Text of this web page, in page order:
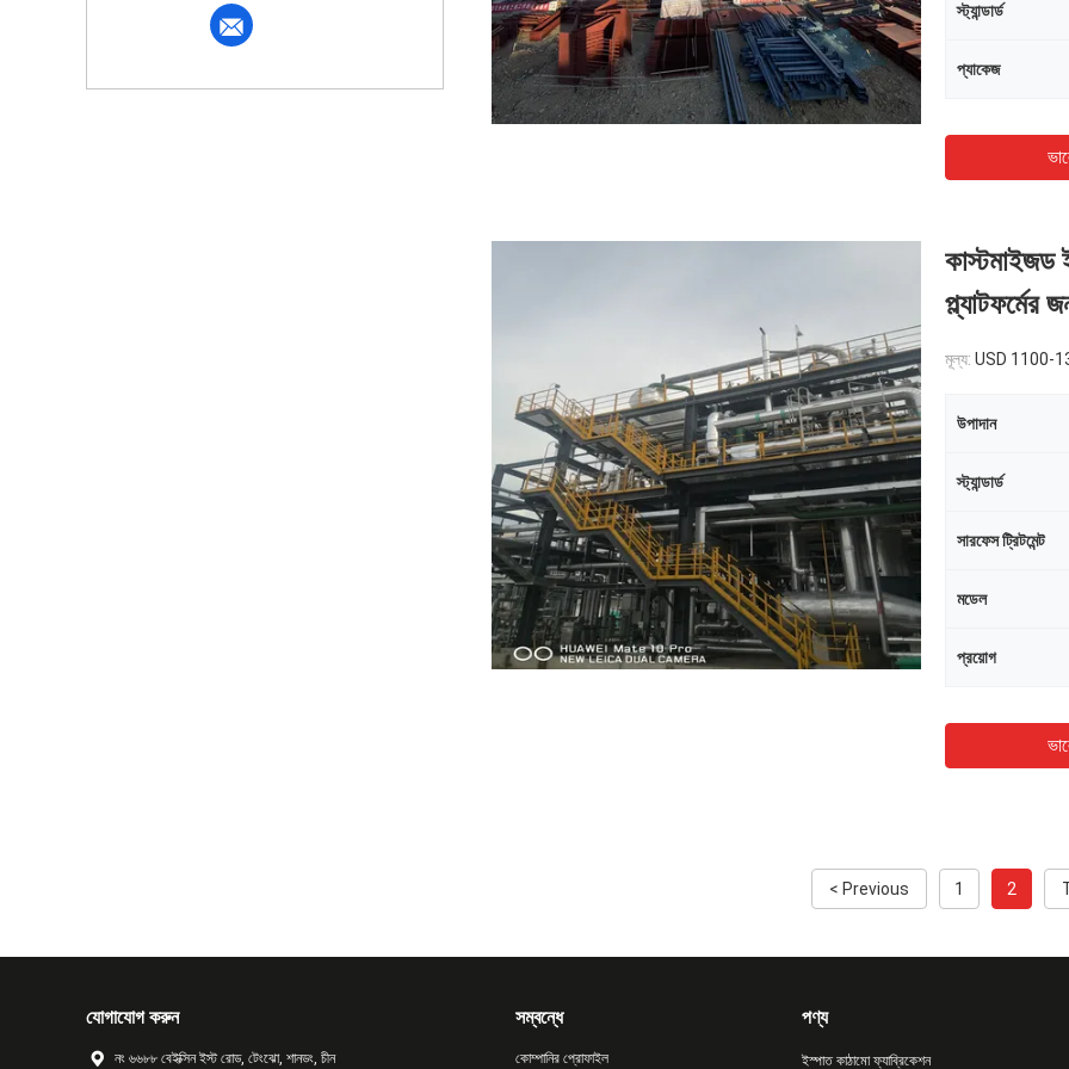
স্ট্যান্ডার্ড
প্যাকেজ
কাস্টমাইজড
মূল্য: USD 1100-
উপাদান
স্ট্যান্ডার্ড
সারফেস ট্রিটমেন্ট
মডেল
প্রয়োগ
< Previous 1 2
যোগাযোগ করুন
নং ৬৬৮৮ বেইক্সিন ইস্ট রোড, টেংঝো, শানডং, চীন
সম্বন্ধে
কোম্পানির প্রোফাইল
পণ্য
ইস্পাত কাঠামো ফ্যাব্রিকেশন